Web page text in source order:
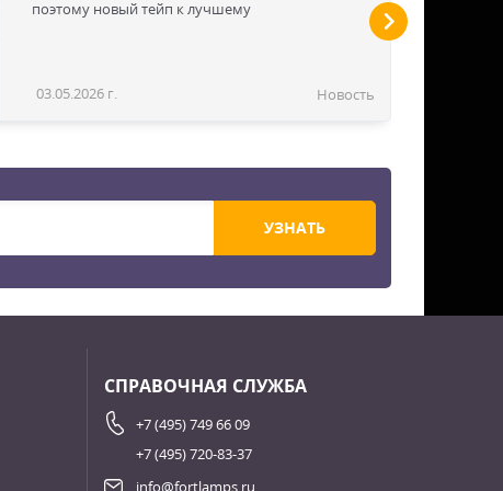
поэтому новый тейп к лучшему
03.05.2026 г. Новость
УЗНАТЬ
СПРАВОЧНАЯ СЛУЖБА
+7 (495) 749 66 09
+7 (495) 720-83-37
info@fortlamps.ru